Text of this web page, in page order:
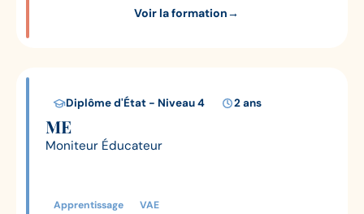
Voir la formation→
Diplôme d'État - Niveau 4 2 ans
ME
Moniteur Éducateur
Apprentissage VAE